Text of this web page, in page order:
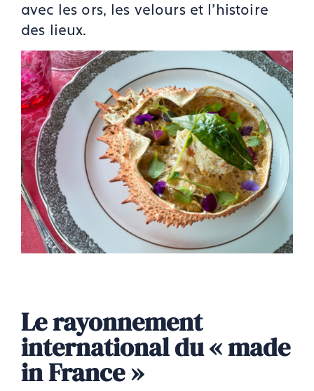
avec les ors, les velours et l’histoire
des lieux.
Le rayonnement
international du « made
in France »